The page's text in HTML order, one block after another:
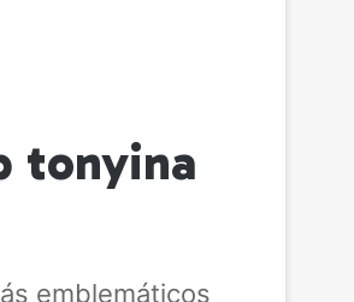
tonyina
emblemáticos